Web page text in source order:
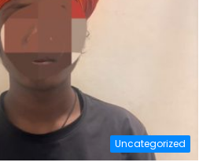
Uncategorized